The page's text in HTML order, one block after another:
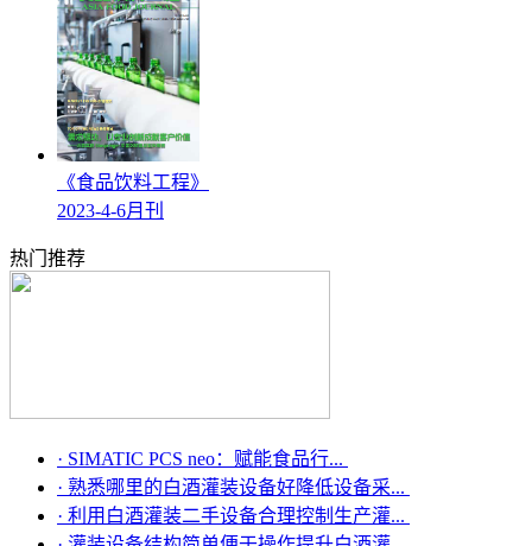
《食品饮料工程》
2023-4-6月刊
热门推荐
· SIMATIC PCS neo：赋能食品行...
· 熟悉哪里的白酒灌装设备好降低设备采...
· 利用白酒灌装二手设备合理控制生产灌...